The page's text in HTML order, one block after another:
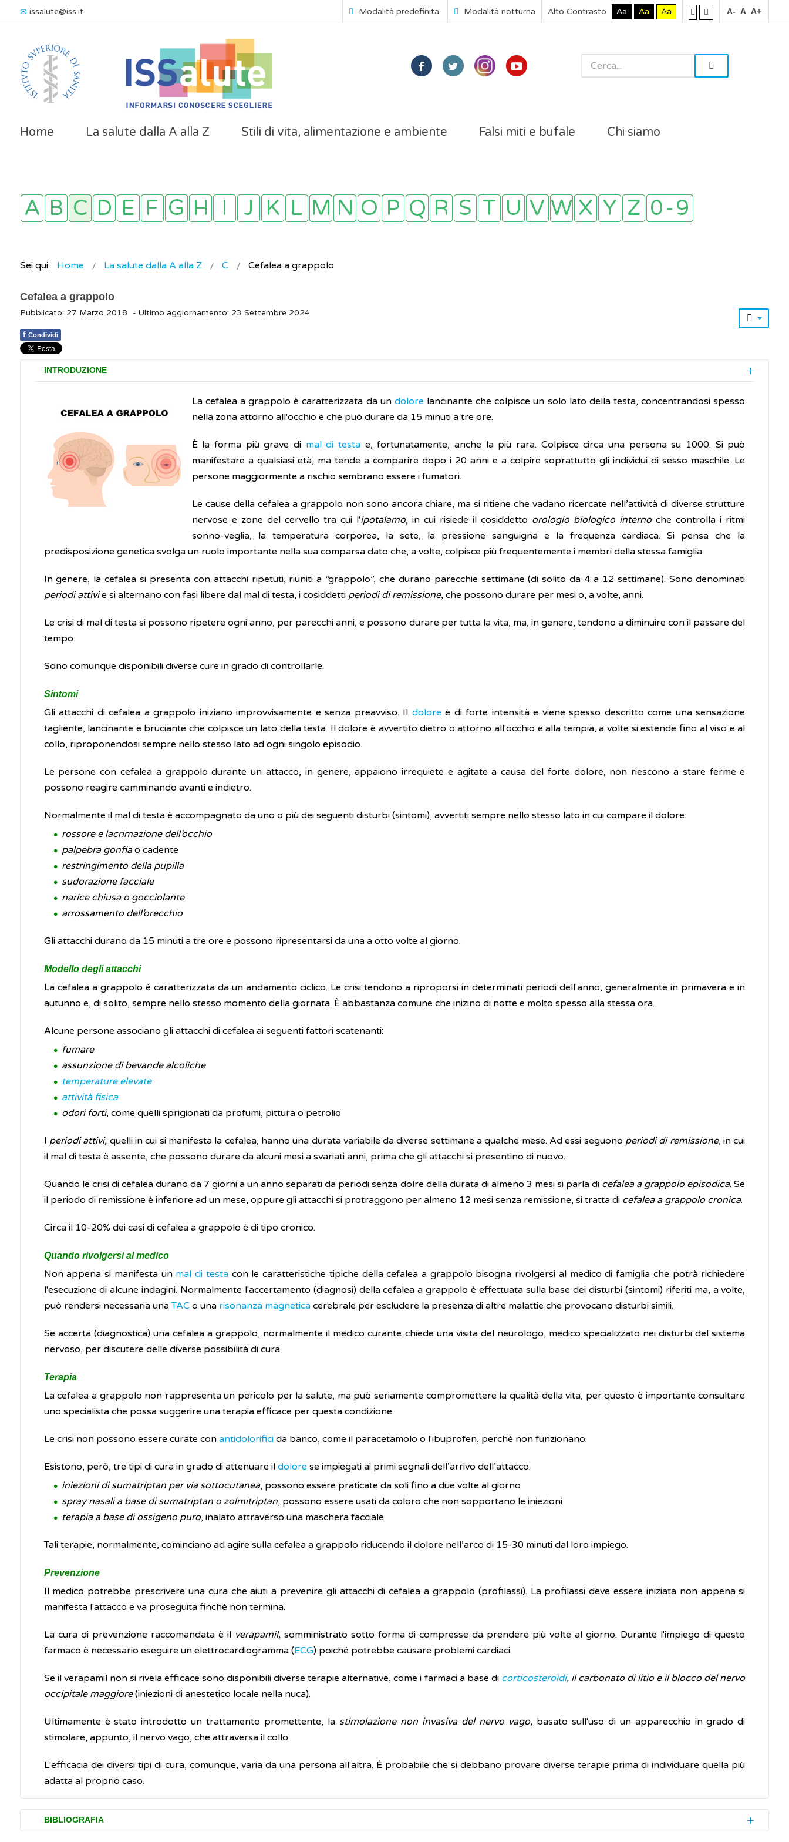
issalute@iss.it Modalità predefinita Modalità notturna Alto Contrasto Aa Aa Aa A- A A+
Home La salute dalla A alla Z Stili di vita, alimentazione e ambiente Falsi miti e bufale Chi siamo
Sei qui: Home La salute dalla A alla Z C Cefalea a grappolo
Cefalea a grappolo
Pubblicato: 27 Marzo 2018 - Ultimo aggiornamento: 23 Settembre 2024
f Condividi
INTRODUZIONE
La cefalea a grappolo è caratterizzata da un dolore lancinante che colpisce un solo lato della testa, concentrandosi spesso
nella zona attorno all'occhio e che può durare da 15 minuti a tre ore.
È la forma più grave di mal di testa e, fortunatamente, anche la più rara. Colpisce circa una persona su 1000. Si può
manifestare a qualsiasi età, ma tende a comparire dopo i 20 anni e a colpire soprattutto gli individui di sesso maschile. Le
persone maggiormente a rischio sembrano essere i fumatori.
Le cause della cefalea a grappolo non sono ancora chiare, ma si ritiene che vadano ricercate nell’attività di diverse strutture
nervose e zone del cervello tra cui l'ipotalamo, in cui risiede il cosiddetto orologio biologico internoche controlla i ritmi
sonno-veglia, la temperatura corporea, la sete, la pressione sanguigna e la frequenza cardiaca. Si pensa che la
predisposizione genetica svolga un ruolo importante nella sua comparsa dato che, a volte, colpisce più frequentemente i membri della stessa famiglia.
In genere, la cefalea si presenta con attacchi ripetuti, riuniti a “grappolo”, che durano parecchie settimane (di solito da 4 a 12 settimane). Sono denominati
periodi attivie si alternano con fasi libere dal mal di testa, i cosiddetti periodi di remissione, che possono durare per mesi o, a volte, anni.
Le crisi di mal di testa si possono ripetere ogni anno, per parecchi anni, e possono durare per tutta la vita, ma, in genere, tendono a diminuire con il passare del
tempo.
Sono comunque disponibili diverse cure in grado di controllarle.
Sintomi
Gli attacchi di cefalea a grappolo iniziano improvvisamente e senza preavviso. Il dolore è di forte intensità e viene spesso descritto come una sensazione
tagliente, lancinante e bruciante che colpisce un lato della testa. Il dolore è avvertito dietro o attorno all'occhio e alla tempia, a volte si estende fino al viso e al
collo, riproponendosi sempre nello stesso lato ad ogni singolo episodio.
Le persone con cefalea a grappolo durante un attacco, in genere, appaiono irrequiete e agitate a causa del forte dolore, non riescono a stare ferme e
possono reagire camminando avanti e indietro.
Normalmente il mal di testa è accompagnato da uno o più dei seguenti disturbi (sintomi), avvertiti sempre nello stesso lato in cui compare il dolore:
rossore e lacrimazione dell’occhio
palpebra gonfiao cadente
restringimento della pupilla
sudorazione facciale
narice chiusa o gocciolante
arrossamento dell’orecchio
Gli attacchi durano da 15 minuti a tre ore e possono ripresentarsi da una a otto volte al giorno.
Modello degli attacchi
La cefalea a grappolo è caratterizzata da un andamento ciclico. Le crisi tendono a riproporsi in determinati periodi dell'anno, generalmente in primavera e in
autunno e, di solito, sempre nello stesso momento della giornata. È abbastanza comune che inizino di notte e molto spesso alla stessa ora.
Alcune persone associano gli attacchi di cefalea ai seguenti fattori scatenanti:
fumare
assunzione di bevande alcoliche
temperature elevate
attività fisica
odori forti, come quelli sprigionati da profumi, pittura o petrolio
I periodi attivi, quelli in cui si manifesta la cefalea, hanno una durata variabile da diverse settimane a qualche mese. Ad essi seguono periodi di remissione, in cui
il mal di testa è assente, che possono durare da alcuni mesi a svariati anni, prima che gli attacchi si presentino di nuovo.
Quando le crisi di cefalea durano da 7 giorni a un anno separati da periodi senza dolre della durata di almeno 3 mesi si parla di cefalea a grappolo episodica. Se
il periodo di remissione è inferiore ad un mese, oppure gli attacchi si protraggono per almeno 12 mesi senza remissione, si tratta di cefalea a grappolo cronica.
Circa il 10-20% dei casi di cefalea a grappolo è di tipo cronico.
Quando rivolgersi al medico
Non appena si manifesta un mal di testacon le caratteristiche tipiche della cefalea a grappolo bisogna rivolgersi al medico di famiglia che potrà richiedere
l'esecuzione di alcune indagini. Normalmente l'accertamento (diagnosi) della cefalea a grappolo è effettuata sulla base dei disturbi (sintomi) riferiti ma, a volte,
può rendersi necessaria unaTACo una risonanza magneticacerebrale per escludere la presenza di altre malattie che provocano disturbi simili.
Se accerta (diagnostica) una cefalea a grappolo, normalmente il medico curante chiede una visita del neurologo, medico specializzato nei disturbi del sistema
nervoso, per discutere delle diverse possibilità di cura.
Terapia
La cefalea a grappolo non rappresenta un pericolo per la salute, ma può seriamente compromettere la qualità della vita, per questo è importante consultare
uno specialista che possa suggerire una terapia efficace per questa condizione.
Le crisi non possono essere curate con antidolorifici da banco, come il paracetamolo o l'ibuprofen, perché non funzionano.
Esistono, però, tre tipi di cura in grado di attenuare il dolore se impiegati ai primi segnali dell’arrivo dell’attacco:
iniezioni di sumatriptan per via sottocutanea, possono essere praticate da soli fino a due volte al giorno
spray nasali a base di sumatriptan o zolmitriptan, possono essere usati da coloro che non sopportano le iniezioni
terapia a base di ossigeno puro, inalato attraverso una maschera facciale
Tali terapie, normalmente, cominciano ad agire sulla cefalea a grappolo riducendo il dolore nell’arco di 15-30 minuti dal loro impiego.
Prevenzione
Il medico potrebbe prescrivere una cura che aiuti a prevenire gli attacchi di cefalea a grappolo (profilassi). La profilassi deve essere iniziata non appena si
manifesta l'attacco e va proseguita finché non termina.
La cura di prevenzione raccomandata è il verapamil,somministrato sotto forma di compresse da prendere più volte al giorno. Durante l'impiego di questo
farmaco è necessario eseguire un elettrocardiogramma (ECG) poiché potrebbe causare problemi cardiaci.
Se il verapamil non si rivela efficace sono disponibili diverse terapie alternative, come i farmaci a base di corticosteroidi, il carbonato di litio e il blocco del nervo
occipitale maggiore(iniezioni di anestetico locale nella nuca).
Ultimamente è stato introdotto un trattamento promettente, la stimolazione non invasiva del nervo vago,basato sull'uso di un apparecchio in grado di
stimolare, appunto, il nervo vago, che attraversa il collo.
L'efficacia dei diversi tipi di cura, comunque, varia da una persona all'altra. È probabile che si debbano provare diverse terapie prima di individuare quella più
adatta al proprio caso.
BIBLIOGRAFIA